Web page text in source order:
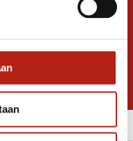
en
Inschrijven voor